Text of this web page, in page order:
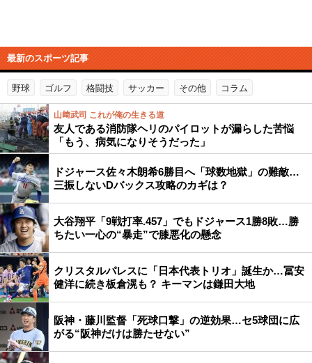
最新のスポーツ記事
野球 ゴルフ 格闘技 サッカー その他 コラム
山﨑武司 これが俺の生きる道
友人である消防隊ヘリのパイロットが漏らした苦悩
「もう、病気になりそうだった」
ドジャース佐々木朗希6勝目へ「球数地獄」の難敵…
三振しないDバックス攻略のカギは？
大谷翔平「9戦打率.457」でもドジャース1勝8敗…勝
ちたい一心の“暴走”で膝悪化の懸念
クリスタルパレスに「日本代表トリオ」誕生か…冨安
健洋に続き板倉滉も？ キーマンは鎌田大地
阪神・藤川監督「死球口撃」の逆効果…セ5球団に広
がる“阪神だけは勝たせない”